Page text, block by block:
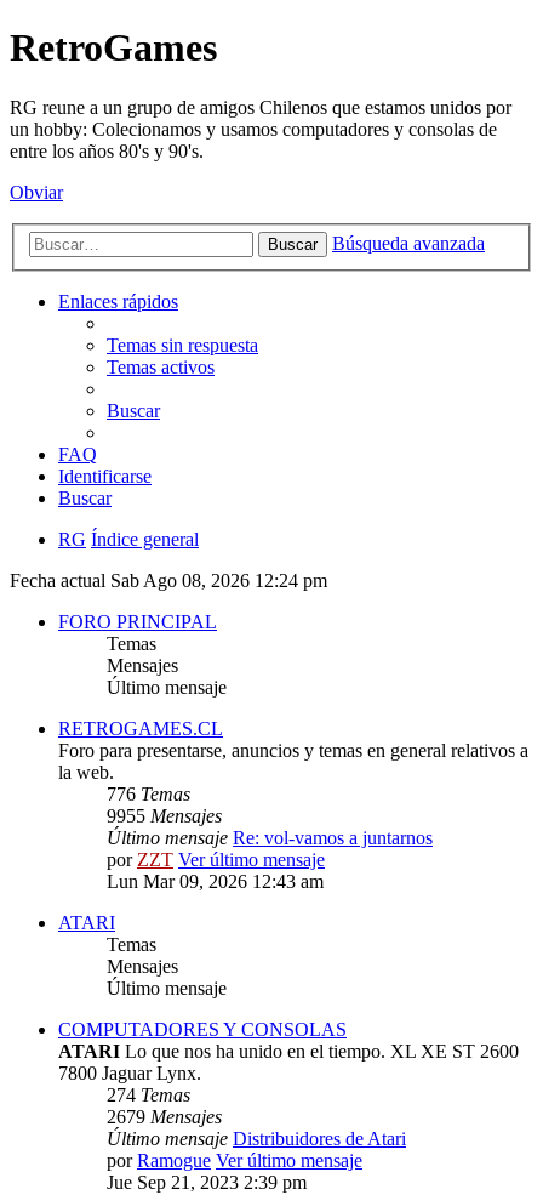
RetroGames
RG reune a un grupo de amigos Chilenos que estamos unidos por
un hobby: Colecionamos y usamos computadores y consolas de
entre los años 80's y 90's.
Obviar
Buscar Búsqueda avanzada
Enlaces rápidos
Temas sin respuesta
Temas activos
Buscar
FAQ
Identificarse
Buscar
RG Índice general
Fecha actual Sab Ago 08, 2026 12:24 pm
FORO PRINCIPAL
Temas
Mensajes
Último mensaje
RETROGAMES.CL
Foro para presentarse, anuncios y temas en general relativos a
la web.
776 Temas
9955 Mensajes
Último mensaje Re: vol-vamos a juntarnos
porZZT Ver último mensaje
Lun Mar 09, 2026 12:43 am
ATARI
Temas
Mensajes
Último mensaje
COMPUTADORES Y CONSOLAS
ATARI Lo que nos ha unido en el tiempo. XL XE ST 2600
7800 Jaguar Lynx.
274 Temas
2679 Mensajes
Último mensaje Distribuidores de Atari
porRamogue Ver último mensaje
Jue Sep 21, 2023 2:39 pm